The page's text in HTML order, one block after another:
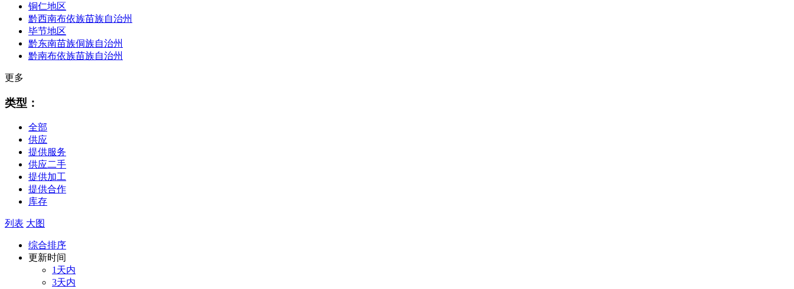
铜仁地区
黔西南布依族苗族自治州
毕节地区
黔东南苗族侗族自治州
黔南布依族苗族自治州
更多
类型：
全部
供应
提供服务
供应二手
提供加工
提供合作
库存
列表 大图
综合排序
更新时间
1天内
3天内